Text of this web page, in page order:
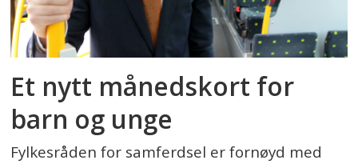
Et nytt månedskort for
barn og unge
Fylkesråden for samferdsel er fornøyd med